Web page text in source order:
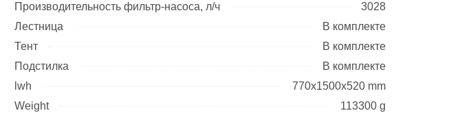
Производительность фильтр-насоса, л/ч
3028
Лестница
В комплекте
Тент
В комплекте
Подстилка
В комплекте
lwh
770x1500x520 mm
Weight
113300 g